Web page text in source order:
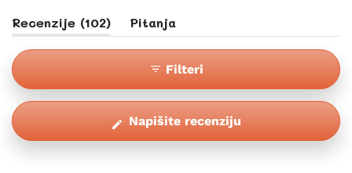
1
Recenzije 102 (kartica
Proširena)
Pitanja
(kartica
Sažeta)
Filteri
Napišite recenziju
se